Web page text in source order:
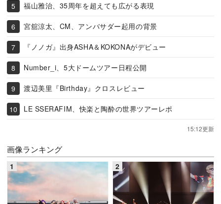
福山雅治、35周年を超えても広がる表現
宮舘涼太、CM、アンバサダー起用の背景
『ノノガ』出身ASHA＆KOKONAがデビュー
Number_i、5大ドームツアー日程公開
渡辺美里『Birthday』クロスレビュー
LE SSERAFIM、快楽と陶酔の世界ツアーレポ
15:12更新
画像ランキング